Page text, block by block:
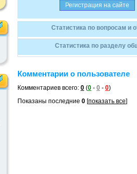
Статистика по вопросам и
Статистика по разделу
Комментарии о пользователе
Комментариев всего: 0 (0 - 0 - 0)
Показаны последние 0 [показать все]